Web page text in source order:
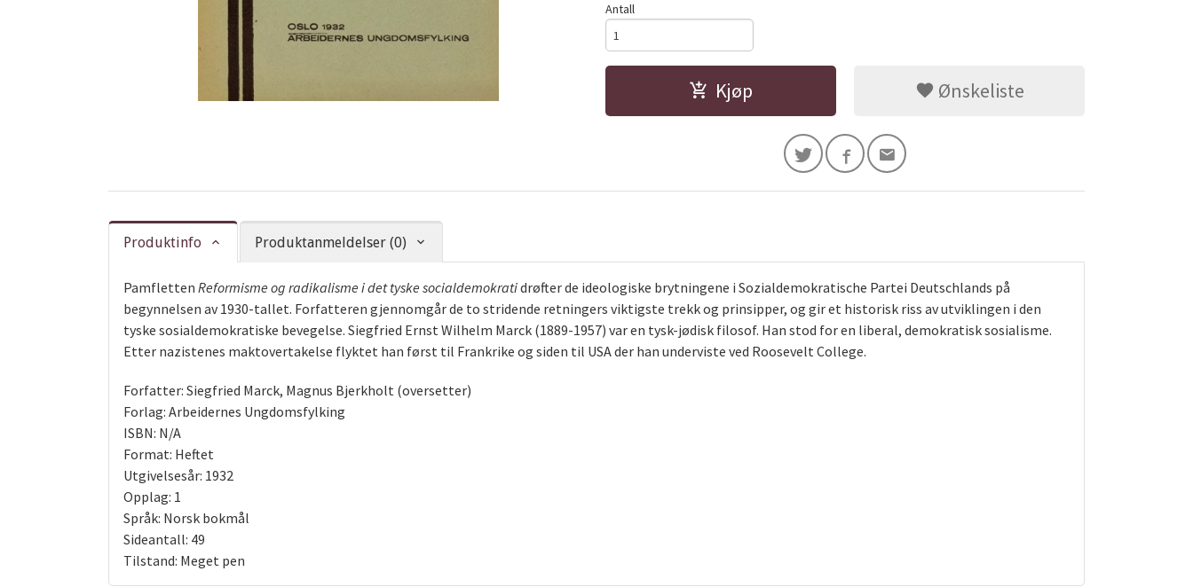
Antall
Kjøp Ønskeliste
Produktinfo Produktanmeldelser (0)
Pamfletten Reformisme og radikalisme i det tyske socialdemokratidrøfter de ideologiske brytningene i Sozialdemokratische Partei Deutschlands på
begynnelsen av 1930-tallet. Forfatteren gjennomgår de to stridende retningers viktigste trekk og prinsipper, og gir et historisk riss av utviklingen i den
tyske sosialdemokratiske bevegelse. Siegfried Ernst Wilhelm Marck (1889-1957) var en tysk-jødisk filosof. Han stod for en liberal, demokratisk sosialisme.
Etter nazistenes maktovertakelse flyktet han først til Frankrike og siden til USA der han underviste ved Roosevelt College.
Forfatter: Siegfried Marck, Magnus Bjerkholt (oversetter)
Forlag: Arbeidernes Ungdomsfylking
ISBN: N/A
Format: Heftet
Utgivelsesår: 1932
Opplag: 1
Språk: Norsk bokmål
Sideantall: 49
Tilstand: Meget pen